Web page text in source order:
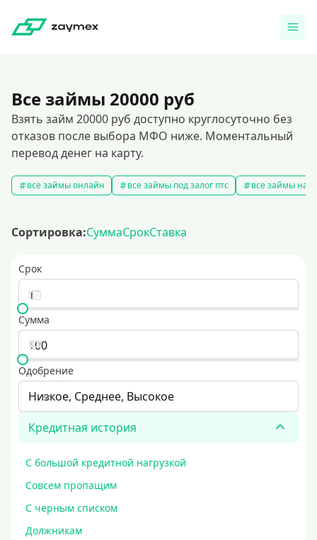
Все займы 20000 руб
Взять займ 20000 руб доступно круглосуточно без
отказов после выбора МФО ниже. Моментальный
перевод денег на карту.
все займы онлайн все займы под залог птс все займы на
Сортировка:СуммаСрокСтавка
Срок
Сумма
Одобрение
Низкое, Среднее, Высокое
Кредитная история
С большой кредитной нагрузкой
Совсем пропащим
С черным списком
Должникам